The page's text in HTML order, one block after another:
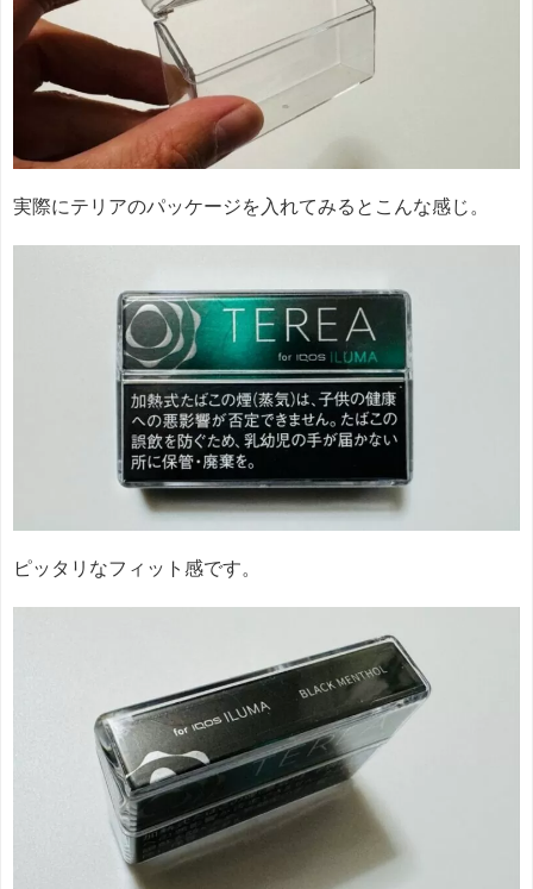
実際にテリアのパッケージを入れてみるとこんな感じ。
ピッタリなフィット感です。